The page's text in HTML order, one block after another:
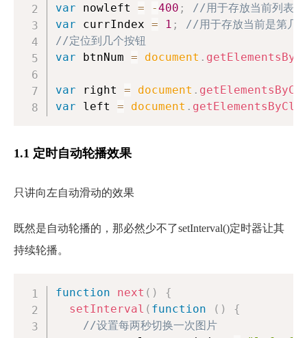
var nowleft = -400 ;
//用于存放当前列表
var currIndex = 1 ;
//用于存放当前是第几
//定位到几个按钮
var btnNum = document .
var right = document .
var left = document .
1.1 定时自动轮播效果
只讲向左自动滑动的效果
既然是自动轮播的，那必然少不了setInterval()定时器让其
持续轮播。
function next ( )
{
setInterval ( function ( )
{
//设置每两秒切换一次图片